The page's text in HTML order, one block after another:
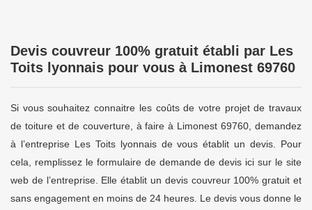
Devis couvreur 100% gratuit établi par Les
Toits lyonnais pour vous à Limonest 69760
Si vous souhaitez connaitre les coûts de votre projet de travaux
de toiture et de couverture, à faire à Limonest 69760, demandez
à l’entreprise Les Toits lyonnais de vous établit un devis. Pour
cela, remplissez le formulaire de demande de devis ici sur le site
web de l’entreprise. Elle établit un devis couvreur 100% gratuit et
sans engagement en moins de 24 heures. Le devis vous donne le